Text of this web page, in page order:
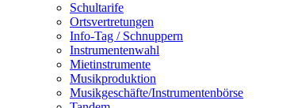
Schultarife
Ortsvertretungen
Info-Tag / Schnuppern
Instrumentenwahl
Mietinstrumente
Musikproduktion
Musikgeschäfte/Instrumentenbörse